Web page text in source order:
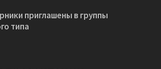
приглашены в группы
типа